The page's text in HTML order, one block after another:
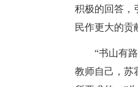
积极的回答，
民作更大的贡
“书山有
教师自己，苏